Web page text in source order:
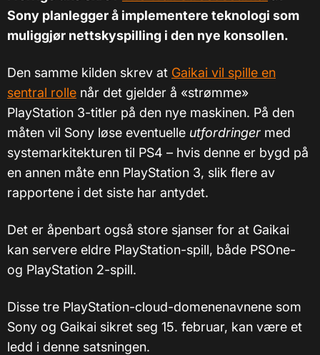
Sony planlegger å implementere teknologi som
muliggjør nettskyspilling i den nye konsollen.
Den samme kilden skrev at Gaikai vil spille en
sentral rolle når det gjelder å «strømme»
PlayStation 3-titler på den nye maskinen. På den
måten vil Sony løse eventuelle utfordringer med
systemarkitekturen til PS4 – hvis denne er bygd på
en annen måte enn PlayStation 3, slik flere av
rapportene i det siste har antydet.
Det er åpenbart også store sjanser for at Gaikai
kan servere eldre PlayStation-spill, både PSOne-
og PlayStation 2-spill.
Disse tre PlayStation-cloud-domenenavnene som
Sony og Gaikai sikret seg 15. februar, kan være et
ledd i denne satsningen.